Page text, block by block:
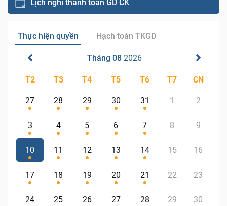
Lịch nghỉ thanh toán GD CK
Thực hiện quyền Hạch toán TKGD
Tháng 08 2026
T2 T3 T4 T5 T6 T7 CN
27 28 29 30 31 1 2
3 4 5 6 7 8 9
10 11 12 13 14 15 16
17 18 19 20 21 22 23
24 25 26 27 28 29 30